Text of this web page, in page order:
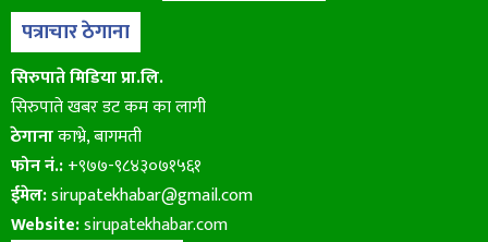
पत्राचार ठेगाना
सिरुपाते मिडिया प्रा.लि.
सिरुपाते खबर डट कम का लागी
ठेगानाकाभ्रे, बागमती
फोन नं.:+९७७-९८४३०७१५६१
ईमेल:sirupatekhabar@gmail.com
Website:sirupatekhabar.com